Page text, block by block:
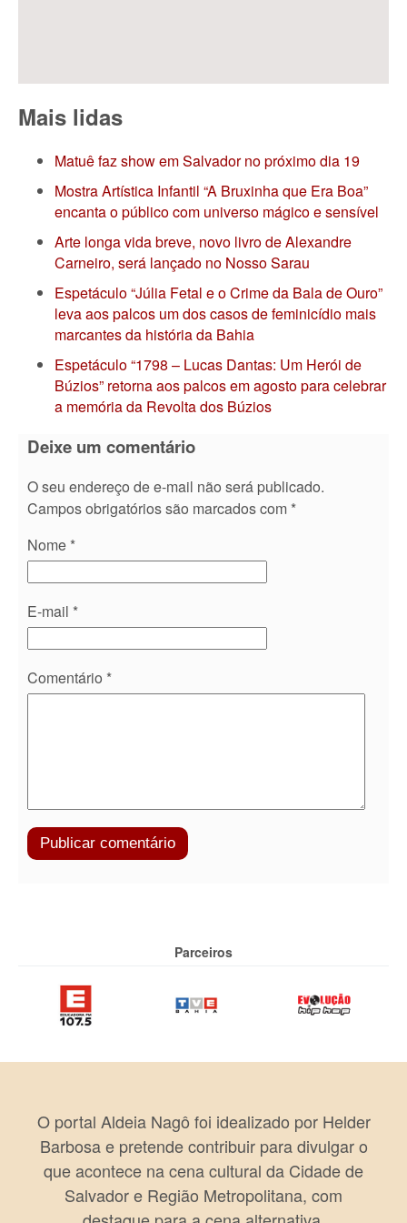
Mais lidas
Matuê faz show em Salvador no próximo dia 19
Mostra Artística Infantil “A Bruxinha que Era Boa”
encanta o público com universo mágico e sensível
Arte longa vida breve, novo livro de Alexandre
Carneiro, será lançado no Nosso Sarau
Espetáculo “Júlia Fetal e o Crime da Bala de Ouro”
leva aos palcos um dos casos de feminicídio mais
marcantes da história da Bahia
Espetáculo “1798 – Lucas Dantas: Um Herói de
Búzios” retorna aos palcos em agosto para celebrar
a memória da Revolta dos Búzios
Deixe um comentário
O seu endereço de e-mail não será publicado.
Campos obrigatórios são marcados com *
Nome *
E-mail *
Comentário *
Parceiros
O portal Aldeia Nagô foi idealizado por Helder
Barbosa e pretende contribuir para divulgar o
que acontece na cena cultural da Cidade de
Salvador e Região Metropolitana, com